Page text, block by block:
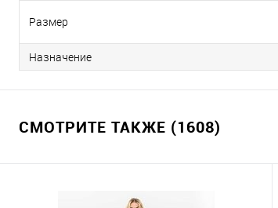
Размер
Назначение
СМОТРИТЕ ТАКЖЕ (1608)